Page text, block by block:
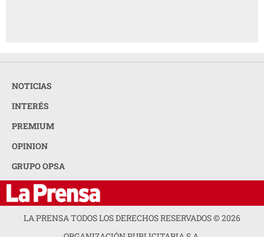
NOTICIAS
INTERÉS
PREMIUM
OPINION
GRUPO OPSA
LA PRENSA TODOS LOS DERECHOS RESERVADOS ©2026